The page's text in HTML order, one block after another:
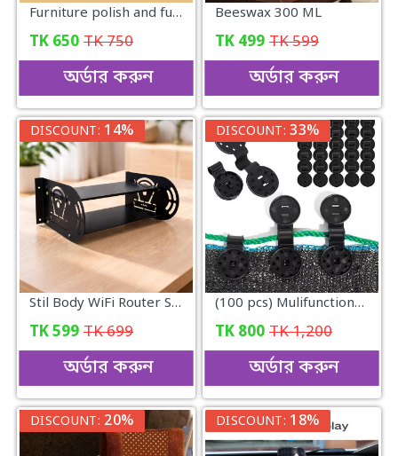
Furniture polish and furniture cleaner
TK 650 TK750
অর্ডার করুন
Beeswax 300 ML
TK 499 TK599
অর্ডার করুন
DISCOUNT: 14%
Stil Body WiFi Router Stand- 2ly wall hanging
TK599 TK699
অর্ডার করুন
DISCOUNT: 33%
(100 pcs) Mulifunctional Sunshade Net Fixing Clip
TK 800 TK1,200
অর্ডার করুন
DISCOUNT: 20% DISCOUNT: 18%